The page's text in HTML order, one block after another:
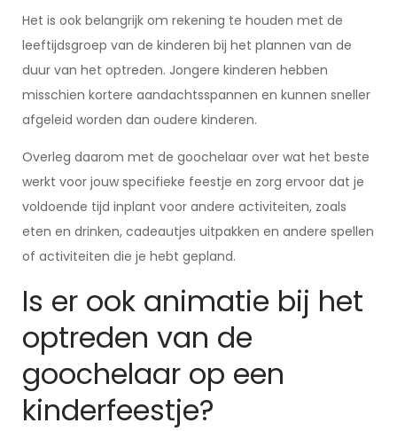
Het is ook belangrijk om rekening te houden met de
leeftijdsgroep van de kinderen bij het plannen van de
duur van het optreden. Jongere kinderen hebben
misschien kortere aandachtsspannen en kunnen sneller
afgeleid worden dan oudere kinderen.
Overleg daarom met de goochelaar over wat het beste
werkt voor jouw specifieke feestje en zorg ervoor dat je
voldoende tijd inplant voor andere activiteiten, zoals
eten en drinken, cadeautjes uitpakken en andere spellen
of activiteiten die je hebt gepland.
Is er ook animatie bij het
optreden van de
goochelaar op een
kinderfeestje?